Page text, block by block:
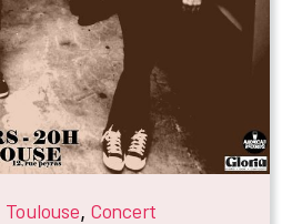
Toulouse, Concert